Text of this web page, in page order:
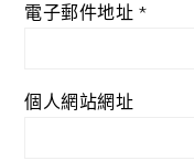
電子郵件地址 *
個人網站網址